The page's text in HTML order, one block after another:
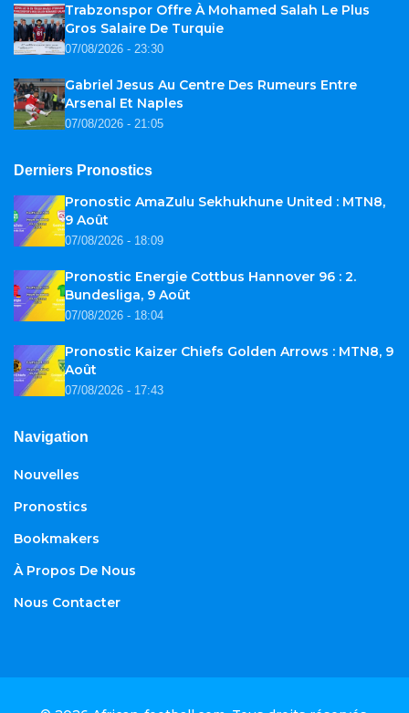
Trabzonspor Offre À Mohamed Salah Le Plus
Gros Salaire De Turquie
07/08/2026 - 23:30
Gabriel Jesus Au Centre Des Rumeurs Entre
Arsenal Et Naples
07/08/2026 - 21:05
Derniers Pronostics
Pronostic AmaZulu Sekhukhune United : MTN8,
9 Août
07/08/2026 - 18:09
Pronostic Energie Cottbus Hannover 96 : 2.
Bundesliga, 9 Août
07/08/2026 - 18:04
Pronostic Kaizer Chiefs Golden Arrows : MTN8, 9
Août
07/08/2026 - 17:43
Navigation
Nouvelles
Pronostics
Bookmakers
À Propos De Nous
Nous Contacter